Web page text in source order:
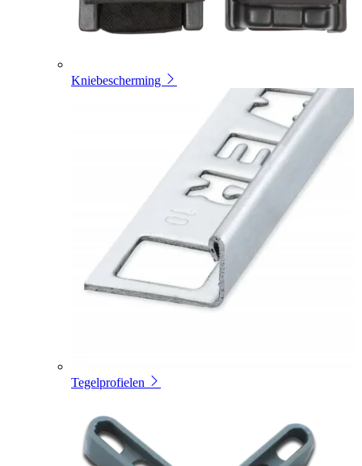
Kniebescherming
Tegelprofielen